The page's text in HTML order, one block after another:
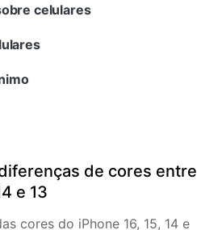
celulares
de cores entre
e 13
cores do iPhone 16, 15, 14 e